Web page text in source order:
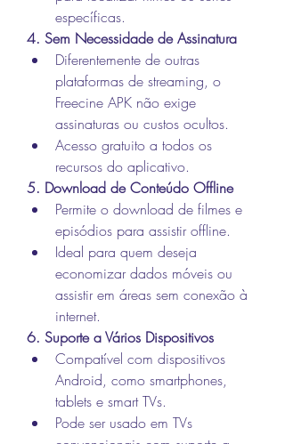
específicas.
4. Sem Necessidade de Assinatura
Diferentemente de outras
plataformas de streaming, o
Freecine APK não exige
assinaturas ou custos ocultos.
Acesso gratuito a todos os
recursos do aplicativo.
5. Download de Conteúdo Offline
Permite o download de filmes e
episódios para assistir offline.
Ideal para quem deseja
economizar dados móveis ou
assistir em áreas sem conexão à
internet.
6. Suporte a Vários Dispositivos
Compatível com dispositivos
Android, como smartphones,
tablets e smart TVs.
Pode ser usado em TVs